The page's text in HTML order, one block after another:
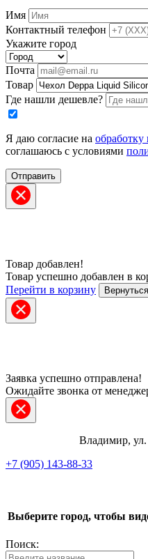
ВКонтакте
Max
Имя
Контактный телефон
Укажите город
Почта
Товар
Где нашли дешевле?
Я даю согласие на
соглашаюсь с условиями
Отправить
Товар добавлен!
Товар успешно добавлен в
Перейти в корзину
Заявка успешно отправлена!
Ожидайте звонка от
Владимир, ул.
+7 (905) 143-88-33
Выберите город, чтобы
Поиск: